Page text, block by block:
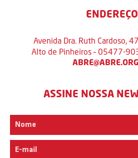
ENDEREÇO
Avenida Dra. Ruth Cardoso,
Alto de Pinheiros – 05477-
ASSINE NOSSA